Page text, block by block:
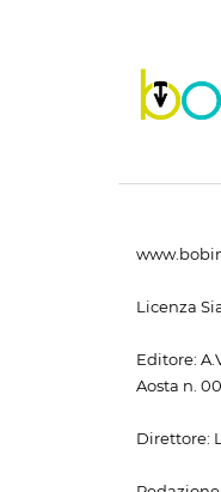
Licenza
Editore:
Aosta n.
Direttore: